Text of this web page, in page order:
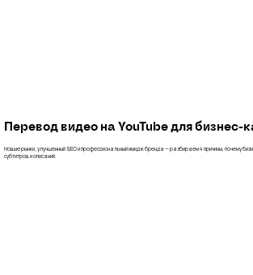
Перевод видео на YouTube для
Новые рынки, улучшенный SEO и профессиональный имидж бренда — разбираем 4 причины, почему
субтитров и описаний.